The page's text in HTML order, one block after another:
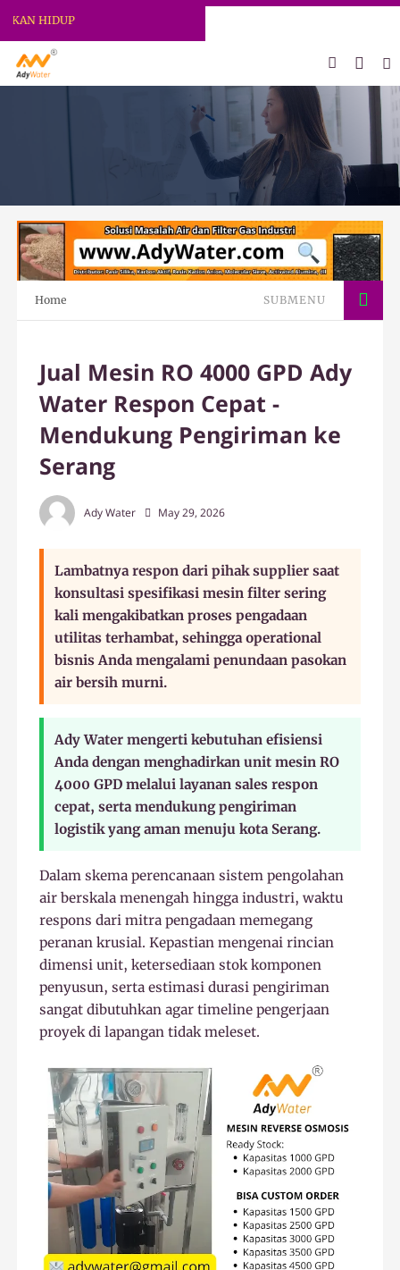
Home SUBMENU
Jual Mesin RO 4000 GPD Ady
Water Respon Cepat -
Mendukung Pengiriman ke
Serang
Ady Water May 29, 2026
Lambatnya respon dari pihak supplier saat
konsultasi spesifikasi mesin filter sering
kali mengakibatkan proses pengadaan
utilitas terhambat, sehingga operational
bisnis Anda mengalami penundaan pasokan
air bersih murni.
Ady Water mengerti kebutuhan efisiensi
Anda dengan menghadirkan unit mesin RO
4000 GPD melalui layanan sales respon
cepat, serta mendukung pengiriman
logistik yang aman menuju kota Serang.
Dalam skema perencanaan sistem pengolahan
air berskala menengah hingga industri, waktu
respons dari mitra pengadaan memegang
peranan krusial. Kepastian mengenai rincian
dimensi unit, ketersediaan stok komponen
penyusun, serta estimasi durasi pengiriman
sangat dibutuhkan agar timeline pengerjaan
proyek di lapangan tidak meleset.